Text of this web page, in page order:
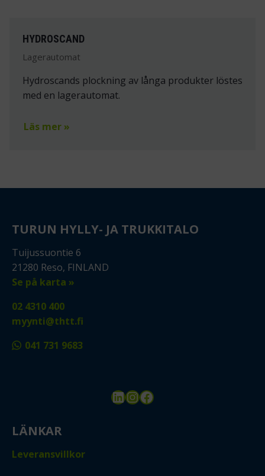
HYDROSCAND
Lagerautomat
Hydroscands plockning av långa produkter löstes
med en lagerautomat.
Läs mer »
TURUN HYLLY- JA TRUKKITALO
Tuijussuontie 6
21280 Reso, FINLAND
Se på karta »
02 4310 400
myynti@thtt.fi
041 731 9683
LinkedIn
Instagram
Facebook
LÄNKAR
Leveransvillkor